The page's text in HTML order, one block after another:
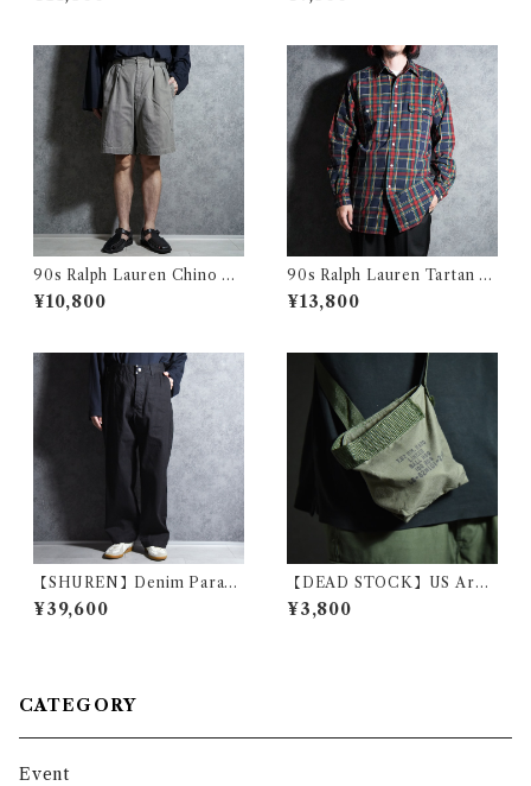
90s Ralph Lauren Chino T
YLER SHORT Pants ラルフ
ローレン チノ ショートパンツ
¥10,800
90s Ralph Lauren Tartan C
heck Shirts ラルフローレン
タータンチェック シャツ
¥13,800
【SHUREN】Denim Parade
Pants Black シュレン デニム
パレード パンツ ブラック 261
¥39,600
【DEAD STOCK】US Arm
y Cotton Mini Shoulder Ba
g アメリカ軍 コットン ミニ シ
¥3,800
CATEGORY
Event